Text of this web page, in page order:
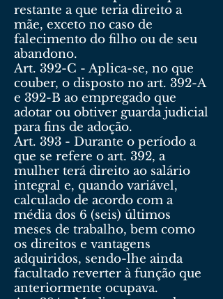
restante a que teria direito a
mãe, exceto no caso de
falecimento do filho ou de seu
abandono.
Art. 392-C - Aplica-se, no que
couber, o disposto no art. 392-A
e 392-B ao empregado que
adotar ou obtiver guarda judicial
para fins de adoção.
Art. 393 - Durante o período a
que se refere o art. 392, a
mulher terá direito ao salário
integral e, quando variável,
calculado de acordo com a
média dos 6 (seis) últimos
meses de trabalho, bem como
os direitos e vantagens
adquiridos, sendo-lhe ainda
facultado reverter à função que
anteriormente ocupava.